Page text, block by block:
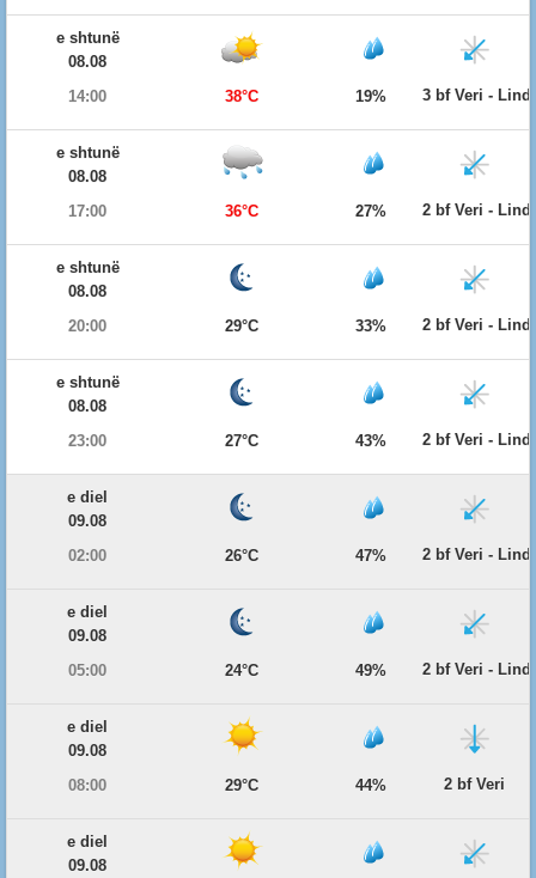
e shtunë
08.08
14:00
38°C 19% 3 bf Veri -
e shtunë
08.08
17:00
36°C 27% 2 bf Veri -
e shtunë
08.08
20:00
29°C 33% 2 bf Veri -
e shtunë
08.08
23:00
27°C 43% 2 bf Veri -
e diel
09.08
02:00
26°C 47% 2 bf Veri -
e diel
09.08
05:00
24°C 49% 2 bf Veri -
e diel
09.08
08:00
29°C 44% 2 bf Veri
e diel
09.08